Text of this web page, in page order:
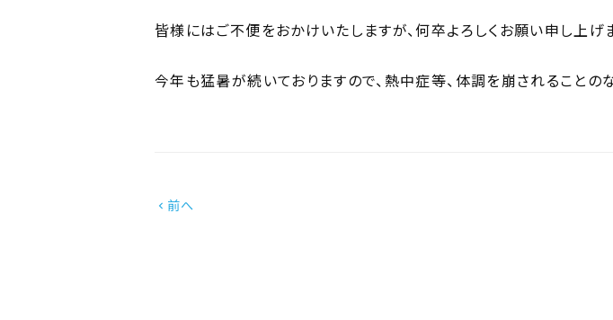
皆様にはご不便をおかけいたしますが、何卒よろしくお願い申し上げ
今年も猛暑が続いておりますので、熱中症等、体調を崩されることの
chevron_left 前へ